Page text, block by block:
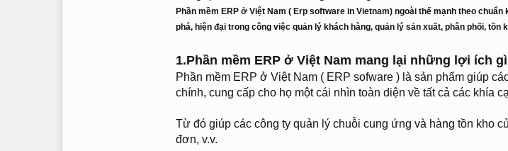
Phần mềm ERP ở Việt Nam ( Erp software in Vietnam) ngoài thế mạnh theo
phá, hiện đại trong công việc quản lý khách hàng, quản lý sản xuất, phân phối,
1.Phần mềm ERP ở Việt Nam mang lại những lợi ích
Phần mềm ERP ở Việt Nam ( ERP sofware ) là sản phẩm giúp
chính, cung cấp cho họ một cái nhìn toàn diện về tất cả các khía
Từ đó giúp các công ty quản lý chuỗi cung ứng và hàng tồn kho
đơn, v.v.